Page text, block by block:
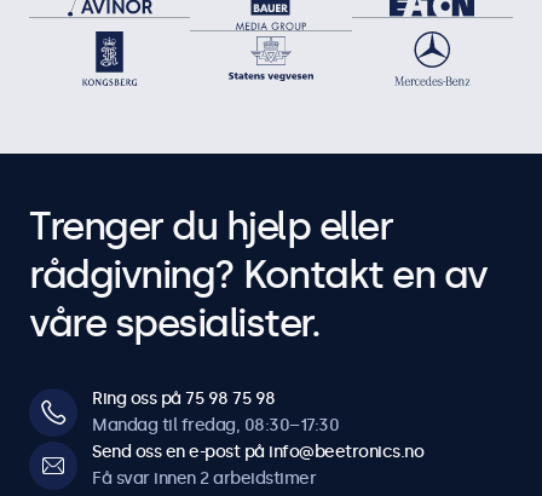
Trenger du hjelp eller
rådgivning? Kontakt en av
våre spesialister.
Ring oss på 75 98 75 98
Mandag til fredag, 08:30–17:30
Send oss en e-post på info@beetronics.no
Få svar innen 2 arbeidstimer